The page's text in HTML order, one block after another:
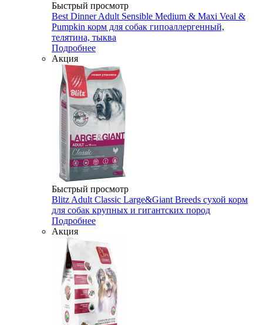
Быстрый просмотр
Best Dinner Adult Sensible Medium & Maxi Veal &
Pumpkin корм для собак гипоаллергенный,
телятина, тыква
Подробнее
Акция
Быстрый просмотр
Blitz Adult Classic Large&Giant Breeds сухой корм
для собак крупных и гигантских пород
Подробнее
Акция